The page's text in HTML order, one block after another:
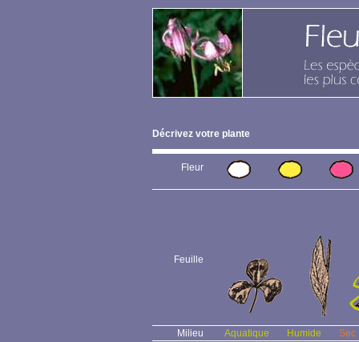
Décrivez votre plante
Fleur
Feuille
Milieu Aquatique Humide
Sec